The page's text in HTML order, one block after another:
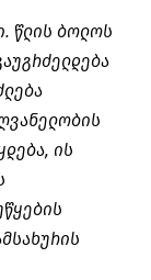
წლის ბოლოს
ის